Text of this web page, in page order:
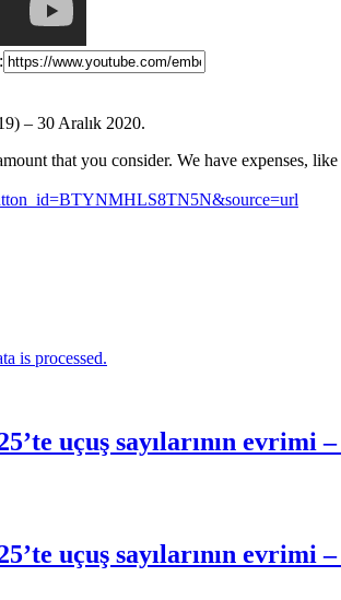
– 30 Aralık 2020.
that you consider. We have expenses,
is processed.
uçuş sayılarının evrimi
uçuş sayılarının evrimi